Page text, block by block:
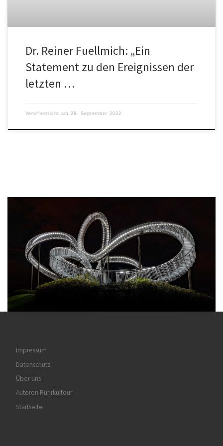
Dr. Reiner Fuellmich: „Ein
Statement zu den Ereignissen der
letzten …
Veröffentlicht am 28. September 2022
Impressum
Datenschutz
Über uns
Autoren Ruhrkultour
Startseite